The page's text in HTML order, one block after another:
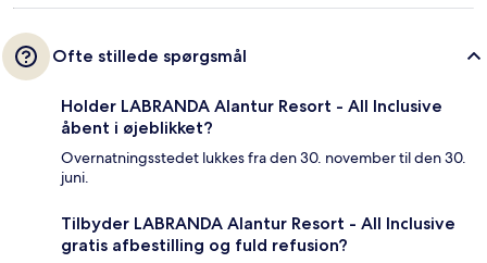
Ofte stillede spørgsmål
Holder LABRANDA Alantur Resort - All Inclusive
åbent i øjeblikket?
Overnatningsstedet lukkes fra den 30. november til den 30.
juni.
Tilbyder LABRANDA Alantur Resort - All Inclusive
gratis afbestilling og fuld refusion?